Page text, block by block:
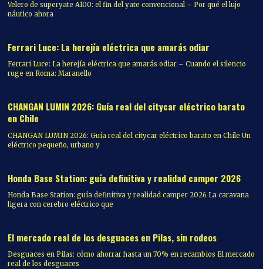
Velero de superyate A100: el fin del yate convencional – Por qué el lujo
náutico ahora
Ferrari Luce: La herejía eléctrica que amarás odiar
Ferrari Luce: La herejía eléctrica que amarás odiar – Cuando el silencio
ruge en Roma: Maranello
CHANGAN LUMIN 2026: Guía real del citycar eléctrico barato
en Chile
CHANGAN LUMIN 2026: Guía real del citycar eléctrico barato en Chile Un
eléctrico pequeño, urbano y
Honda Base Station: guía definitiva y realidad camper 2026
Honda Base Station: guía definitiva y realidad camper 2026 La caravana
ligera con cerebro eléctrico que
El mercado real de los desguaces en Pilas, sin rodeos
Desguaces en Pilas: cómo ahorrar hasta un 70% en recambios El mercado
real de los desguaces